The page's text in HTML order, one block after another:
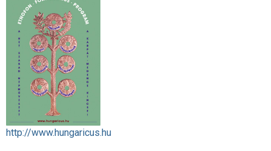
http://www.hungaricus.hu